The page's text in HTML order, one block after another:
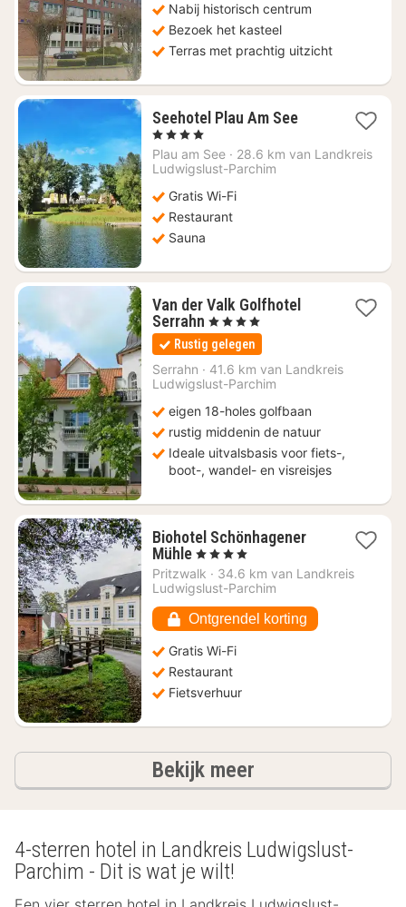
114,45
Nabij historisch centrum
Bezoek het kasteel
Terras met prachtig uitzicht
Seehotel Plau Am See1
vanaf
, 4 Sterren
Plau am See · 28.6 km van Landkreis
Ludwigslust-Parchim
Gratis Wi-Fi
Restaurant
Sauna
Van der Valk Golfhotel
Serrahn 1
nacht
vanaf
€
137
, 4 Sterren
Rustig gelegen
Serrahn · 41.6 km van Landkreis
Ludwigslust-Parchim
eigen 18-holes golfbaan
rustig middenin de natuur
Ideale uitvalsbasis voor fiets-,
boot-, wandel- en visreisjes
Biohotel Schönhagener
Mühle1
nacht
vanaf
126,17
, 4 Sterren
Pritzwalk · 34.6 km van Landkreis
Ludwigslust-Parchim
Ontgrendel korting
Gratis Wi-Fi
Restaurant
Fietsverhuur
Bekijk meerhotels
4-sterren hotel in Landkreis Ludwigslust-
Parchim - Dit is wat je wilt!